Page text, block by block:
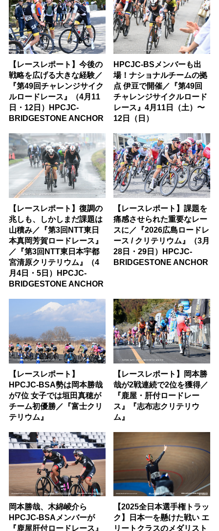
【レースレポート】今後の
戦略を広げる大きな経験／
『第49回チャレンジサイク
ルロードレース』（4月11
日・12日）HPCJC-
BRIDGESTONE ANCHOR
HPCJC-BSメンバーも出
場！ナショナルチームの拠
点 伊豆で開催／『第49回
チャレンジサイクルロード
レース』4月11日（土）〜
12日（日）
【レースレポート】復調の
兆しも、しかしまだ課題は
山積み／『第3回NTT東日
本真岡芳賀ロードレース』
／『第3回NTT東日本宇都
宮清原クリテリウム』（4
月4日・5日）HPCJC-
BRIDGESTONE ANCHOR
【レースレポート】課題を
痛感させられた重要なレー
スに／『2026広島ロードレ
ース / クリテリウム』（3月
28日・29日）HPCJC-
BRIDGESTONE ANCHOR
【レースレポート】
HPCJC-BSA勢は岡本勝哉
が7位 女子では垣田真穂が
チーム初優勝／『富士クリ
テリウム』
【レースレポート】岡本勝
哉が2戦連続で2位を獲得／
『鹿屋・肝付ロードレー
ス』『志布志クリテリウ
ム』
岡本勝哉、木綿崚介ら
HPCJC-BSAメンバーが
『鹿屋肝付ロードレース』
【2025全日本選手権トラッ
ク】日本一を懸けた戦い エ
リートクラスのメダリスト